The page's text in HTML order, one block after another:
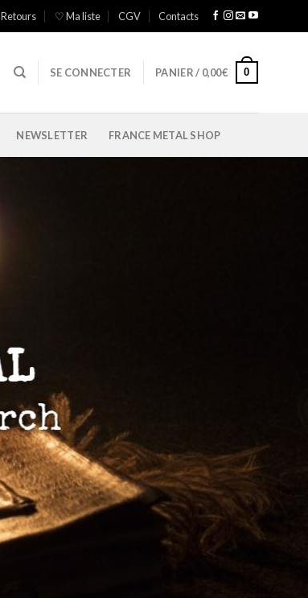
Retours ♡ Ma liste CGV Contacts
SE CONNECTER PANIER / 0,00€ 0
NEWSLETTER FRANCE METAL SHOP
VISITER